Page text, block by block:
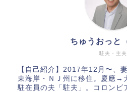
駐夫・主夫
ちゅうおっと
【自己紹介】2017年12月〜、
東海岸・ＮＪ州に移住。慶應→
駐在員の夫「駐夫」。コロンビ